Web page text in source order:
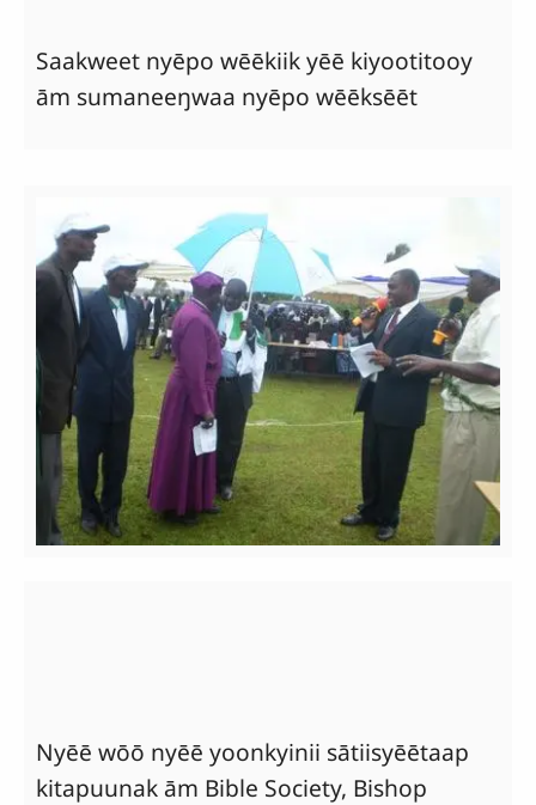
Saakweet nyēpo wēēkiik yēē kiyootitooy
ām sumaneeŋwaa nyēpo wēēksēēt
Nyēē wōō nyēē yoonkyinii sātiisyēētaap
kitapuunak ām Bible Society, Bishop